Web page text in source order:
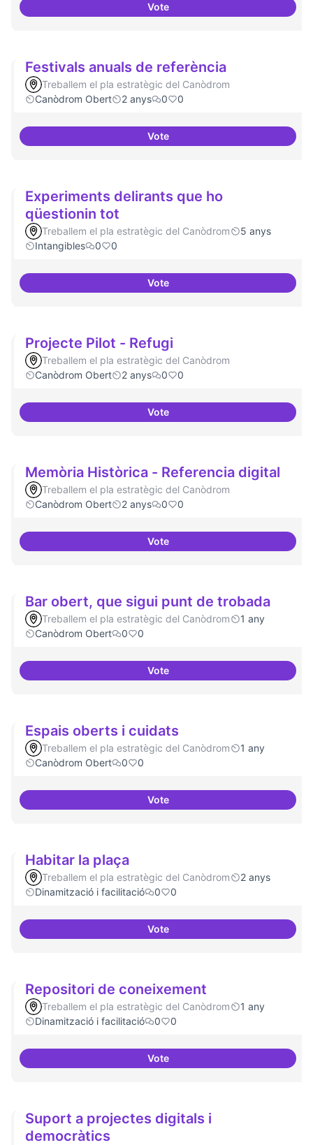
VotePublicar regularment en
Festivals anuals de referència
Treballem el pla estratègic del Canòdrom
Canòdrom Obert
2 anys 0 0
VoteFestivals anuals de referència
Experiments delirants que ho
qüestionin tot
Treballem el pla estratègic del Canòdrom
5 anys
Intangibles
0 0
VoteExperiments delirants que ho
Projecte Pilot - Refugi
Treballem el pla estratègic del Canòdrom
Canòdrom Obert
2 anys 0 0
VoteProjecte Pilot - Refugi
Memòria Històrica - Referencia digital
Treballem el pla estratègic del Canòdrom
Canòdrom Obert
2 anys 0 0
VoteMemòria Històrica - Referencia
Bar obert, que sigui punt de trobada
Treballem el pla estratègic del Canòdrom
1 any
Canòdrom Obert
0 0
VoteBar obert, que sigui punt de
Espais oberts i cuidats
Treballem el pla estratègic del Canòdrom
1 any
Canòdrom Obert
0 0
VoteEspais oberts i cuidats
Habitar la plaça
Treballem el pla estratègic del Canòdrom
2 anys
Dinamització i facilitació
0 0
VoteHabitar la plaça
Repositori de coneixement
Treballem el pla estratègic del Canòdrom
1 any
Dinamització i facilitació
0 0
VoteRepositori de coneixement
Suport a projectes digitals i
democràtics